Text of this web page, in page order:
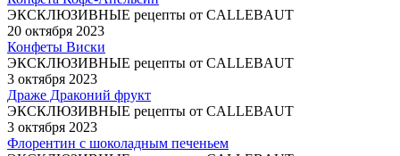
ЭКСКЛЮЗИВНЫЕ рецепты от CALLEBAUT
20 октября 2023
Конфеты Виски
ЭКСКЛЮЗИВНЫЕ рецепты от CALLEBAUT
3 октября 2023
Драже Драконий фрукт
ЭКСКЛЮЗИВНЫЕ рецепты от CALLEBAUT
3 октября 2023
Флорентин с шоколадным печеньем